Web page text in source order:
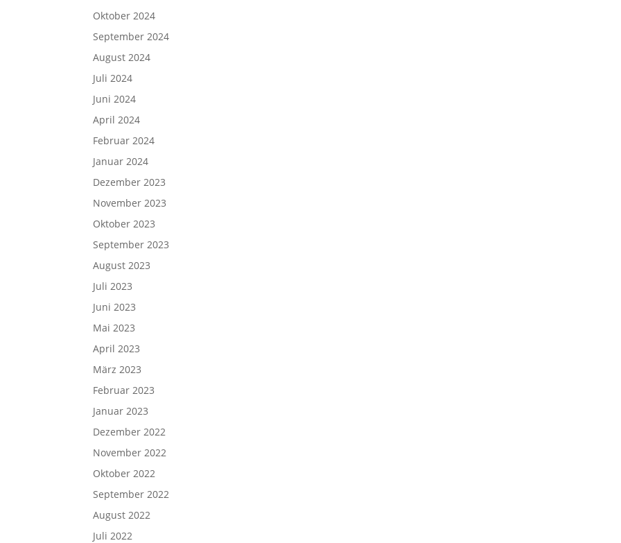
Oktober 2024
September 2024
August 2024
Juli 2024
Juni 2024
April 2024
Februar 2024
Januar 2024
Dezember 2023
November 2023
Oktober 2023
September 2023
August 2023
Juli 2023
Juni 2023
Mai 2023
April 2023
März 2023
Februar 2023
Januar 2023
Dezember 2022
November 2022
Oktober 2022
September 2022
August 2022
Juli 2022